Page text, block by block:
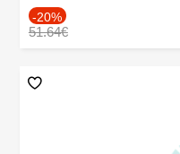
-20%
51.64€